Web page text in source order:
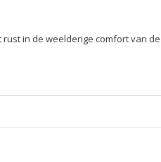
in de weelderige comfort van